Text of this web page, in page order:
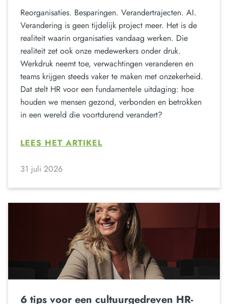
Reorganisaties. Besparingen. Verandertrajecten. AI.
Verandering is geen tijdelijk project meer. Het is de
realiteit waarin organisaties vandaag werken. Die
realiteit zet ook onze medewerkers onder druk.
Werkdruk neemt toe, verwachtingen veranderen en
teams krijgen steeds vaker te maken met onzekerheid.
Dat stelt HR voor een fundamentele uitdaging: hoe
houden we mensen gezond, verbonden en betrokken
in een wereld die voortdurend verandert?
LEES HET ARTIKEL
31 juli 2026
6 tips voor een cultuurgedreven HR-